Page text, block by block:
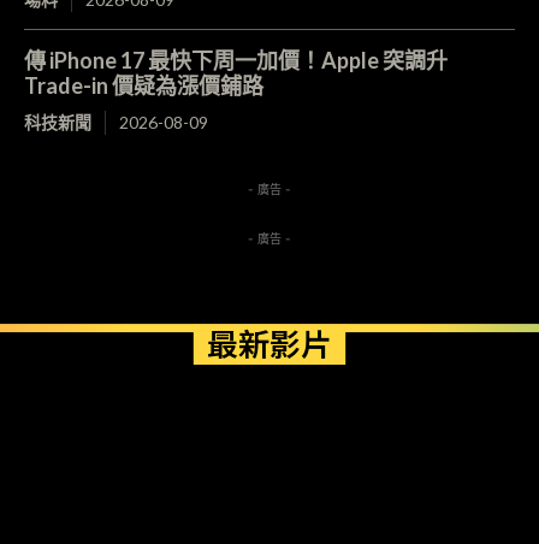
傳 iPhone 17 最快下周一加價！Apple 突調升
Trade-in 價疑為漲價鋪路
科技新聞 2026-08-09
- 廣告 -
- 廣告 -
最新影片